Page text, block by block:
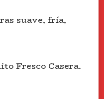
suave, fría,
Fresco Casera.